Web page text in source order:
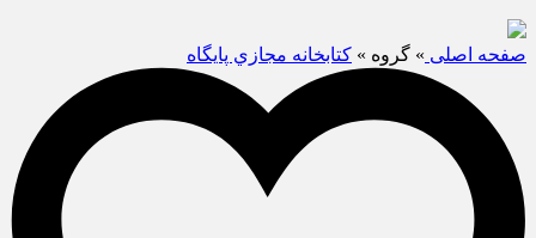
صفحه اصلی » گروه » كتابخانه مجازي پايگاه